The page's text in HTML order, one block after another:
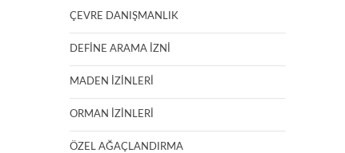
ÇEVRE DANIŞMANLIK
DEFİNE ARAMA İZNİ
MADEN İZİNLERİ
ORMAN İZİNLERİ
ÖZEL AĞAÇLANDIRMA